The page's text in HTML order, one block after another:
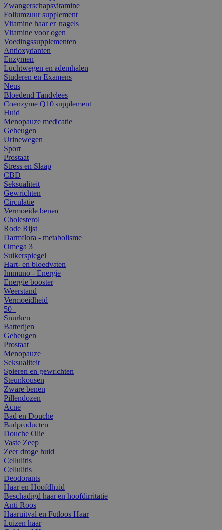
Zwangerschapsvitamine
Foliumzuur supplement
Vitamine haar en nagels
Vitamine voor ogen
Voedingssupplementen
Antioxydanten
Enzymen
Luchtwegen en ademhalen
Studeren en Examens
Neus
Bloedend Tandvlees
Coenzyme Q10 supplement
Huid
Menopauze medicatie
Geheugen
Urinewegen
Sport
Prostaat
Stress en Slaap
CBD
Seksualiteit
Gewrichten
Circulatie
Vermoeide benen
Cholesterol
Rode Rijst
Darmflora - metabolisme
Omega 3
Suikerspiegel
Hart- en bloedvaten
Immuno - Energie
Energie booster
Weerstand
Vermoeidheid
50+
Snurken
Batterijen
Geheugen
Prostaat
Menopauze
Seksualiteit
Spieren en gewrichten
Steunkousen
Zware benen
Pillendozen
Acne
Bad en Douche
Badproducten
Douche Olie
Vaste Zeep
Zeer droge huid
Cellulitis
Cellulitis
Deodorants
Haar en Hoofdhuid
Beschadigd haar en hoofdirritatie
Anti Roos
Haaruitval en Futloos Haar
Luizen haar